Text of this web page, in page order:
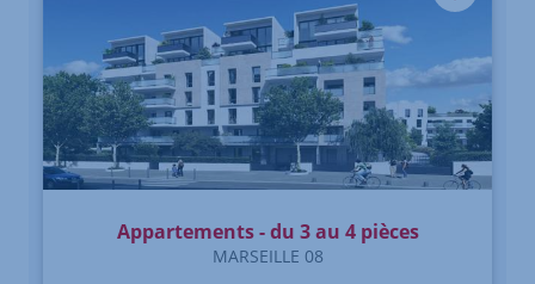
Appartements - du 3 au 4 pièces
MARSEILLE 08